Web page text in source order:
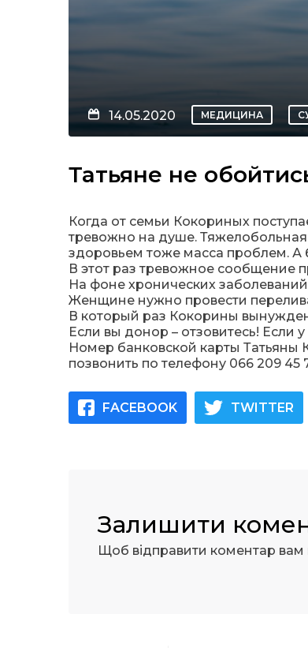
14.05.2020 МЕДИЦИНА
Татьяне не
Когда от семьи Кокориных
тревожно на душе. Тяжелобольная
здоровьем тоже масса проблем. А
В этот раз тревожное сообщение
На фоне хронических
Женщине нужно провести
В который раз Кокорины
Если вы донор – отзовитесь! Если
Номер банковской карты Татьяны
позвонить по телефону 066 209 45
FACEBOOK TWITTER
Залишити
Щоб відправити коментар вам